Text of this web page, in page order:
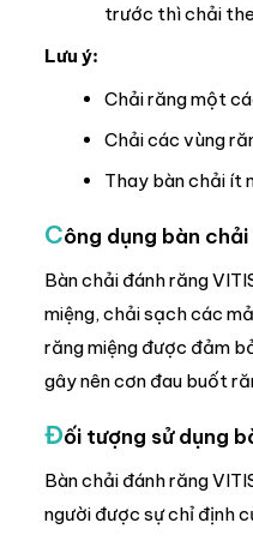
trước thì chải
Lưu ý:
Chải răng một
Chải các vùng
Thay bàn chải ít
Công dụng bàn
Bàn chải đánh răng
miệng, chải sạch các
răng miệng được đảm
gây nên cơn đau buốt
Đối tượng sử dụng
Bàn chải đánh răng
người được sự chỉ định